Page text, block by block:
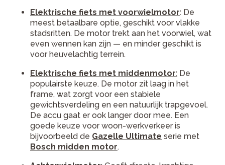
Elektrische fiets met voorwielmotor: De
meest betaalbare optie, geschikt voor vlakke
stadsritten. De motor trekt aan het voorwiel, wat
even wennen kan zijn — en minder geschikt is
voor heuvelachtig terrein.
Elektrische fiets met middenmotor: De
populairste keuze. De motor zit laag in het
frame, wat zorgt voor een stabiele
gewichtsverdeling en een natuurlijk trapgevoel.
De accu gaat er ook langer door mee. Een
goede keuze voor woon-werkverkeer is
bijvoorbeeld de Gazelle Ultimate serie met
Bosch midden motor.